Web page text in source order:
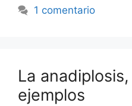
1 comentario
La
ejemplos